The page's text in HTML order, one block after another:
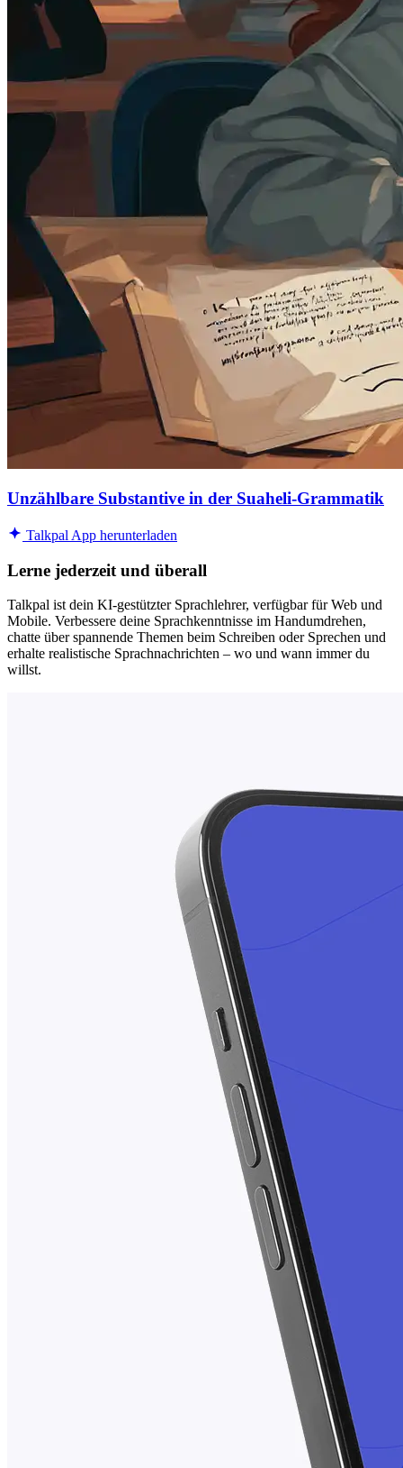
Unzählbare Substantive in der Suaheli-Grammatik
Talkpal App herunterladen
Lerne jederzeit und überall
Talkpal ist dein KI-gestützter Sprachlehrer, verfügbar für Web und
Mobile. Verbessere deine Sprachkenntnisse im Handumdrehen,
chatte über spannende Themen beim Schreiben oder Sprechen und
erhalte realistische Sprachnachrichten – wo und wann immer du
willst.